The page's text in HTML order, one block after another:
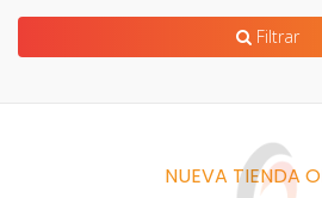
Filtrar
NUEVA TIENDA